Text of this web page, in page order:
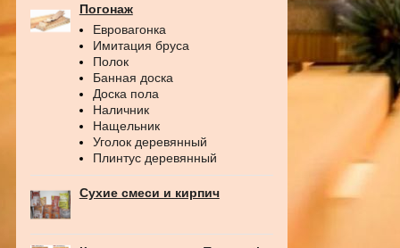
Погонаж
Евровагонка
Имитация бруса
Полок
Банная доска
Доска пола
Наличник
Нащельник
Уголок деревянный
Плинтус деревянный
Сухие смеси и кирпич